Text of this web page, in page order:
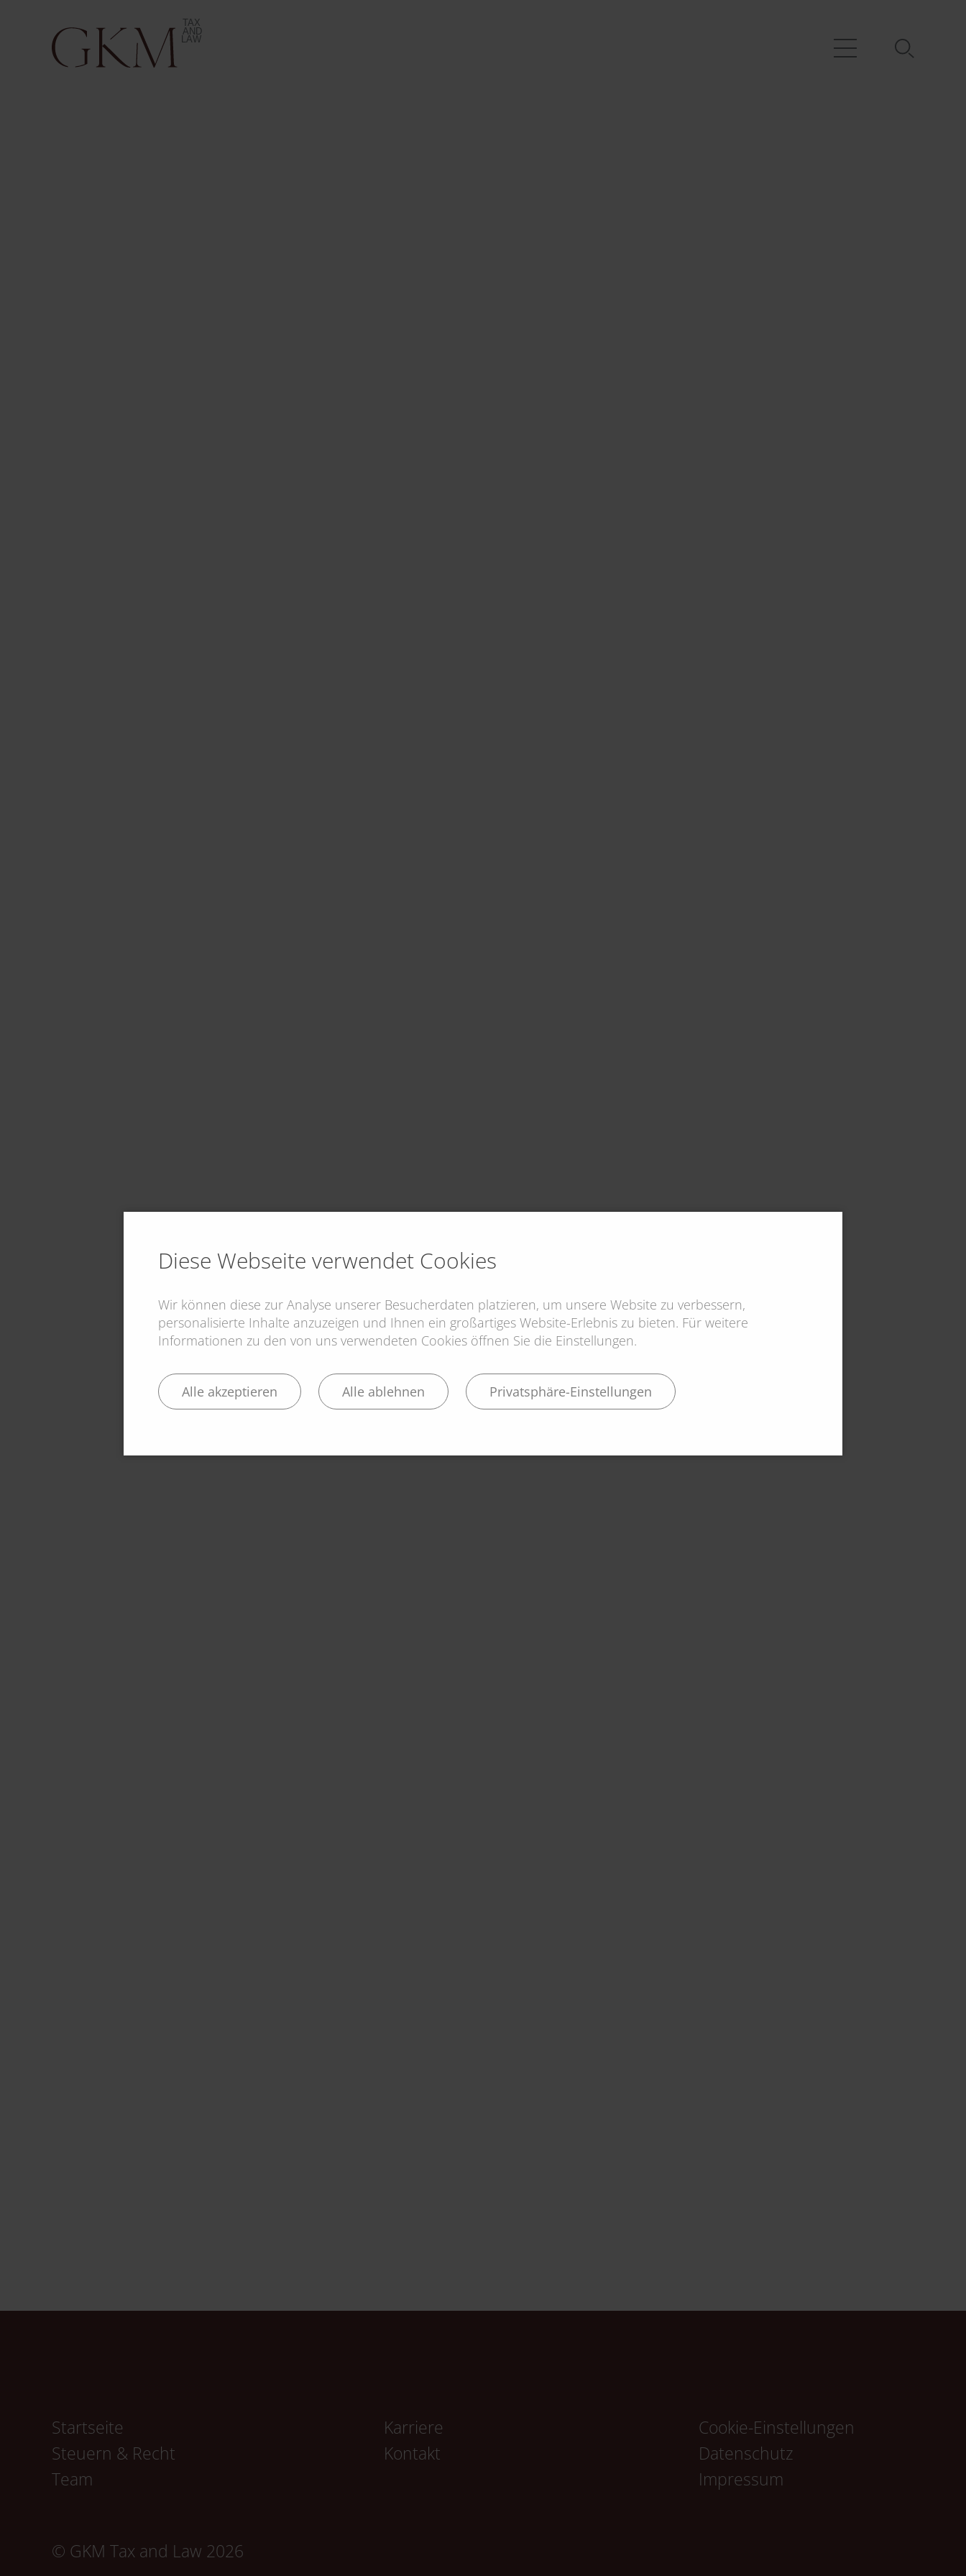
Navigation
überspringen
Startseite
Steuern & Recht
Team
Karriere
Kontakt
Cookie-Einstellungen
Navigation
überspringen
Datenschutz
Impressum
© GKM Tax and Law 2026
Diese Webseite verwendet Cookies
Wir können diese zur Analyse unserer Besucherdaten platzieren, um unsere Website zu verbessern,
personalisierte Inhalte anzuzeigen und Ihnen ein großartiges Website-Erlebnis zu bieten. Für weitere
Informationen zu den von uns verwendeten Cookies öffnen Sie die Einstellungen.
Alle akzeptieren Alle ablehnen Privatsphäre-Einstellungen